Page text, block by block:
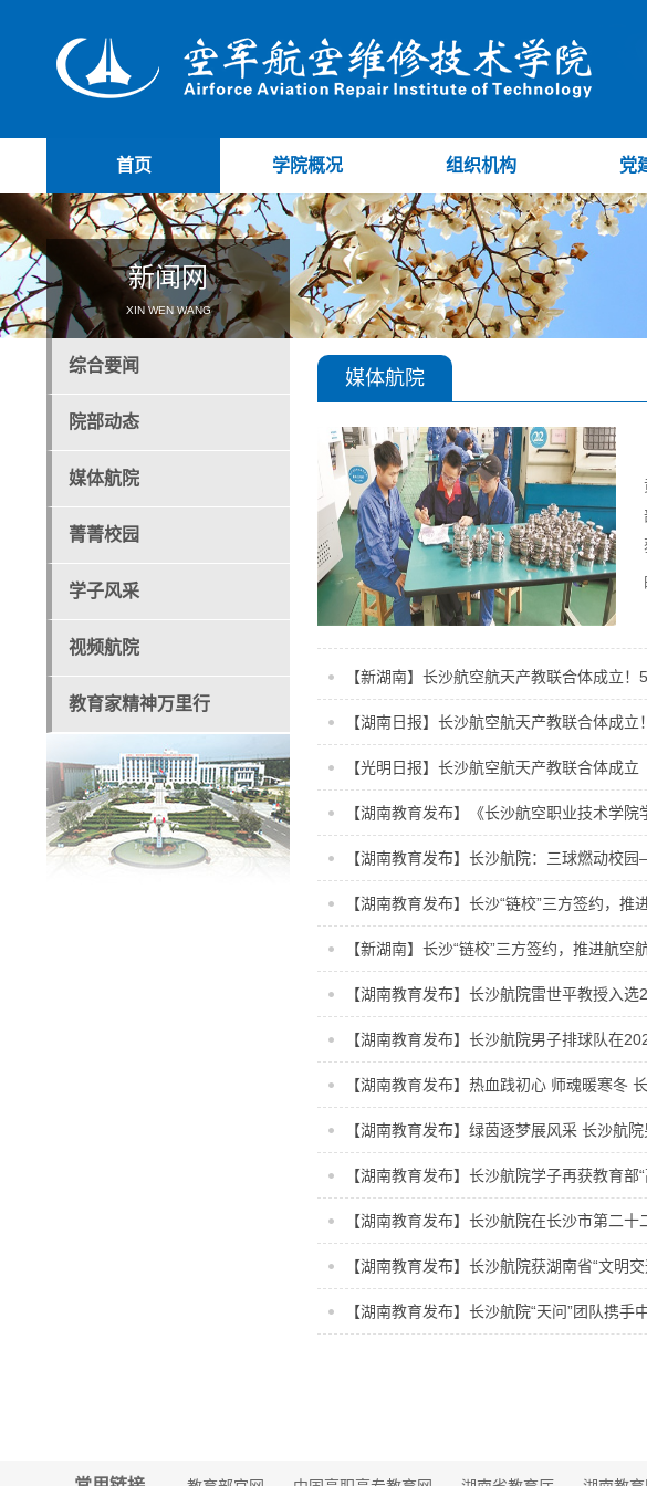
首页 学院概况 组织机构 党
新闻网
XIN WEN WANG
综合要闻
院部动态
媒体航院
菁菁校园
学子风采
视频航院
教育家精神万里行
媒体航院
【新湖南】长沙航空航天产教联合体成立
【湖南日报】长沙航空航天产教联合体成
【光明日报】长沙航空航天产教联合体成立
【湖南教育发布】《长沙航空职业技术学
【湖南教育发布】长沙航院：三球燃动校
【湖南教育发布】长沙“链校”三方签约，推
【新湖南】长沙“链校”三方签约，推进航空
【湖南教育发布】长沙航院雷世平教授入
【湖南教育发布】长沙航院男子排球队在
【湖南教育发布】热血践初心 师魂暖寒冬
【湖南教育发布】绿茵逐梦展风采 长沙航
【湖南教育发布】长沙航院学子再获教育
【湖南教育发布】长沙航院在长沙市第二
【湖南教育发布】长沙航院获湖南省“文明
【湖南教育发布】长沙航院“天问”团队携